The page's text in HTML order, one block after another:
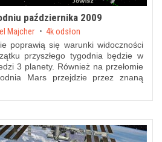
października 2009
Majcher 4k odsłon
poprawią się warunki widoczności
przyszłego tygodnia będzie w
3 planety. Również na przełomie
Mars przejdzie przez znaną